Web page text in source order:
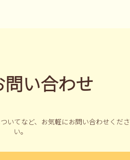
問い合わせ
いてなど、
お気軽にお問い合わせくださ
い。